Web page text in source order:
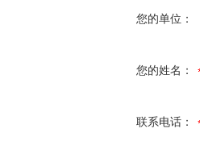
您的单位：
您的姓名：
联系电话：